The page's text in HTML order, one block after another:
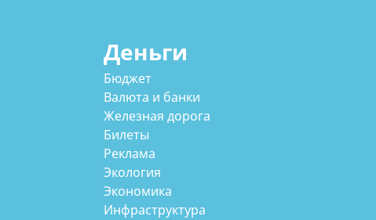
Деньги
Бюджет
Валюта и банки
Железная дорога
Билеты
Реклама
Экология
Экономика
Инфраструктура